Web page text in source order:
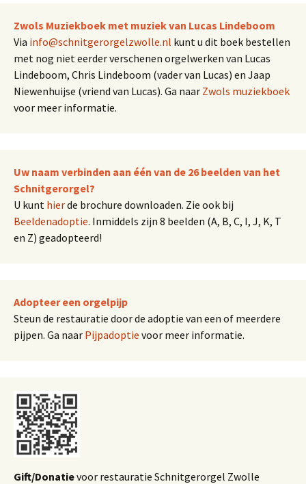
Zwols Muziekboek met muziek van Lucas Lindeboom
Via info@schnitgerorgelzwolle.nl kunt u dit boek bestellen
met nog niet eerder verschenen orgelwerken van Lucas
Lindeboom, Chris Lindeboom (vader van Lucas) en Jaap
Niewenhuijse (vriend van Lucas). Ga naar Zwols muziekboek
voor meer informatie.
Uw naam verbinden aan één van de 26 beelden van het
Schnitgerorgel?
U kunt hierde brochure downloaden. Zie ook bij
Beeldenadoptie. Inmiddels zijn 8 beelden (A, B, C, I, J, K, T
en Z) geadopteerd!
Adopteer een orgelpijp
Steun de restauratie door de adoptie van een of meerdere
pijpen. Ga naar Pijpadoptie voor meer informatie.
Gift/Donatievoor restauratie Schnitgerorgel Zwolle